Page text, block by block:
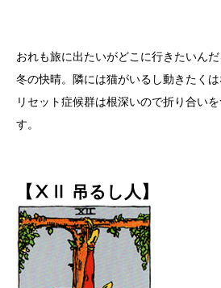
おれも旅に出たいがどこに行きたいん
冬の快晴。隣には猫がいるし動きたく
リセット症候群は根深いので折り合い
す。
【ⅩⅡ 吊るし人】